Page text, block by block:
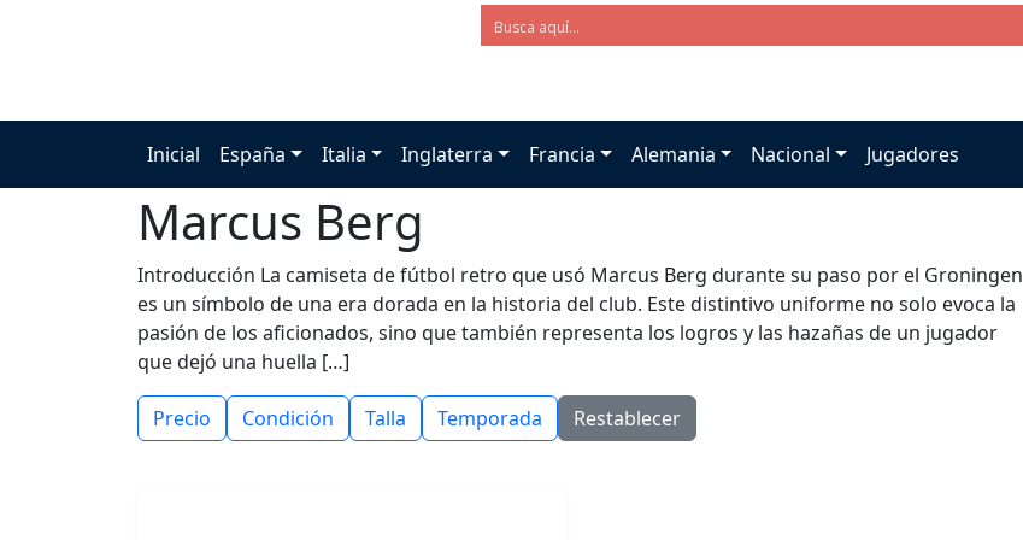
Inicial España Italia Inglaterra Francia Alemania Nacional Jugadores
Marcus Berg
Introducción La camiseta de fútbol retro que usó Marcus Berg durante su paso por el Groningen
es un símbolo de una era dorada en la historia del club. Este distintivo uniforme no solo evoca la
pasión de los aficionados, sino que también representa los logros y las hazañas de un jugador
que dejó una huella […]
Precio Condición Talla Temporada Restablecer